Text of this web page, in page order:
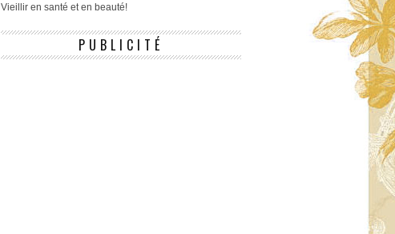
Vieillir en santé et en beauté!
PUBLICITÉ